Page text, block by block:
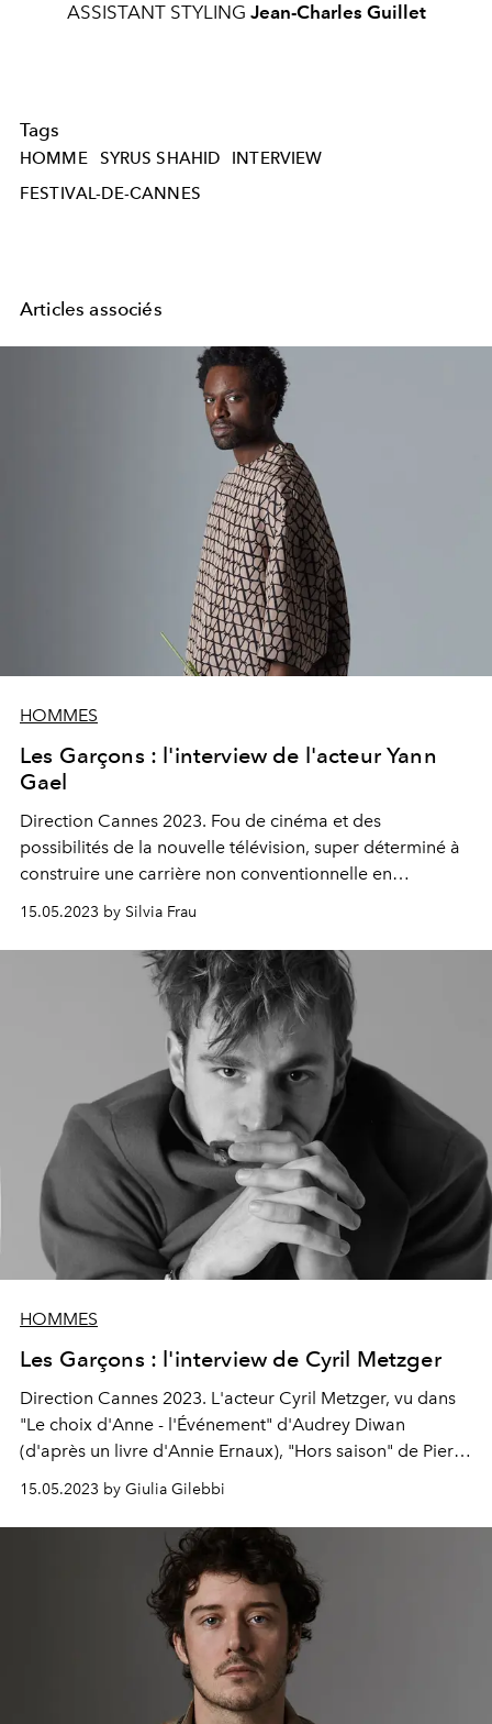
ASSISTANT STYLING Jean-Charles Guillet
Tags
HOMME SYRUS SHAHID
INTERVIEW
FESTIVAL-DE-CANNES
Articles associés
HOMMES
Les Garçons : l'interview de l'acteur Yann
Gael
Direction Cannes 2023. Fou de cinéma et des
possibilités de la nouvelle télévision, super déterminé à
construire une carrière non conventionnelle en
dans "1899" sur
Sorrentino, rejette "les conneries du cinéma".
15.05.2023 by Silvia Frau
HOMMES
Les Garçons : l'interview de Cyril Metzger
Direction Cannes 2023. L'acteur Cyril Metzger, vu dans
"Le choix d'Anne - l'Événement" d'Audrey Diwan
(d'après un livre d'Annie Ernaux), "Hors saison" de Pierre
inspiré du modèle d'acteur de Gérard Depardieu.
15.05.2023 by Giulia Gilebbi